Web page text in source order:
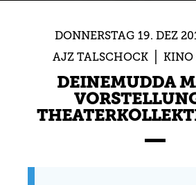
DONNERSTAG 19. DEZ
AJZ TALSCHOCK
KINO
DEINEMUDDA